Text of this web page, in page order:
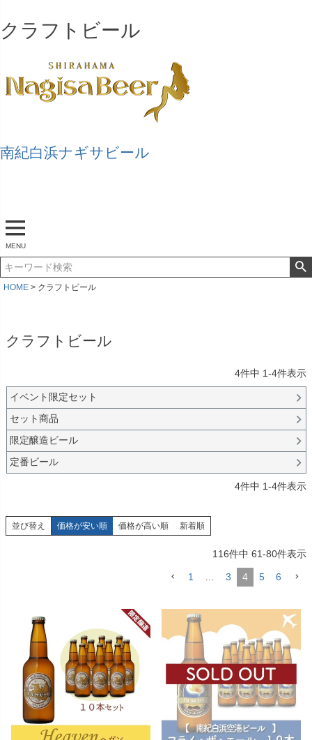
クラフトビール
南紀白浜ナギサビール
MENU
HOME クラフトビール
クラフトビール
4件中 1-4件表示
イベント限定セット
セット商品
限定醸造ビール
定番ビール
4件中 1-4件表示
並び替え 価格が安い順 価格が高い順 新着順
116件中 61-80件表示
1 3 4 5 6